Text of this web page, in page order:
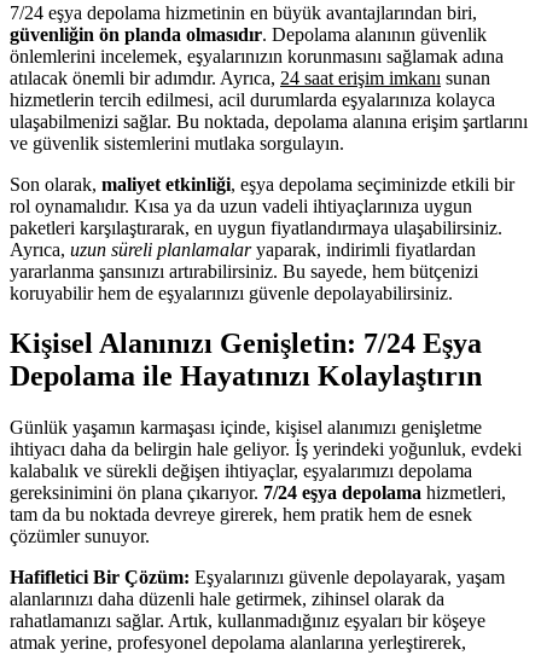
7/24 eşya depolama hizmetinin en büyük avantajlarından biri,
güvenliğin ön planda olmasıdır. Depolama alanının güvenlik
önlemlerini incelemek, eşyalarınızın korunmasını sağlamak adına
atılacak önemli bir adımdır. Ayrıca, 24 saat erişim imkanı sunan
hizmetlerin tercih edilmesi, acil durumlarda eşyalarınıza kolayca
ulaşabilmenizi sağlar. Bu noktada, depolama alanına erişim şartlarını
ve güvenlik sistemlerini mutlaka sorgulayın.
Son olarak, maliyet etkinliği, eşya depolama seçiminizde etkili bir
rol oynamalıdır. Kısa ya da uzun vadeli ihtiyaçlarınıza uygun
paketleri karşılaştırarak, en uygun fiyatlandırmaya ulaşabilirsiniz.
Ayrıca, uzun süreli planlamalaryaparak, indirimli fiyatlardan
yararlanma şansınızı artırabilirsiniz. Bu sayede, hem bütçenizi
koruyabilir hem de eşyalarınızı güvenle depolayabilirsiniz.
Kişisel Alanınızı Genişletin: 7/24 Eşya
Depolama ile Hayatınızı Kolaylaştırın
Günlük yaşamın karmaşası içinde, kişisel alanımızı genişletme
ihtiyacı daha da belirgin hale geliyor. İş yerindeki yoğunluk, evdeki
kalabalık ve sürekli değişen ihtiyaçlar, eşyalarımızı depolama
gereksinimini ön plana çıkarıyor. 7/24 eşya depolama hizmetleri,
tam da bu noktada devreye girerek, hem pratik hem de esnek
çözümler sunuyor.
Hafifletici Bir Çözüm: Eşyalarınızı güvenle depolayarak, yaşam
alanlarınızı daha düzenli hale getirmek, zihinsel olarak da
rahatlamanızı sağlar. Artık, kullanmadığınız eşyaları bir köşeye
atmak yerine, profesyonel depolama alanlarına yerleştirerek,